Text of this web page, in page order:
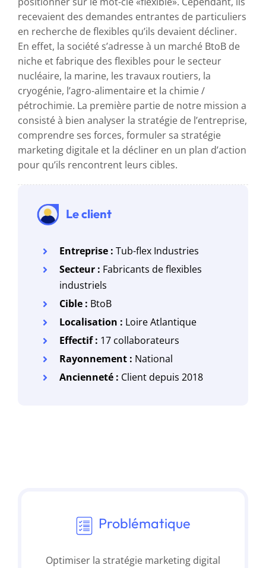
recevaient des demandes entrantes de particuliers
en recherche de flexibles qu’ils devaient décliner.
En effet, la société s’adresse à un marché BtoB de
niche et fabrique des flexibles pour le secteur
nucléaire, la marine, les travaux routiers, la
cryogénie, l’agro-alimentaire et la chimie /
pétrochimie. La première partie de notre mission a
consisté à bien analyser la stratégie de l’entreprise,
comprendre ses forces, formuler sa stratégie
marketing digitale et la décliner en un plan d’action
pour qu’ils rencontrent leurs cibles.
Le client
Entreprise :Tub-flex Industries
Secteur : Fabricants de flexibles
industriels
Cible : BtoB
Localisation : Loire Atlantique
Effectif : 17 collaborateurs
Rayonnement : National
Ancienneté : Client depuis 2018
Problématique
Optimiser la stratégie marketing digital